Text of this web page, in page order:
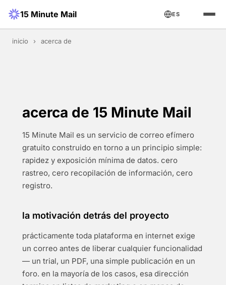
15 Minute Mail ES
inicio › acerca de
acerca de 15 Minute Mail
15 Minute Mail es un servicio de correo efímero
gratuito construido en torno a un principio simple:
rapidez y exposición mínima de datos. cero
rastreo, cero recopilación de información, cero
registro.
la motivación detrás del proyecto
prácticamente toda plataforma en internet exige
un correo antes de liberar cualquier funcionalidad
— un trial, un PDF, una simple publicación en un
foro. en la mayoría de los casos, esa dirección